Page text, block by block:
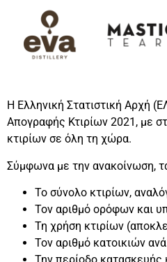
Η Ελληνική Στατιστική Αρχή
Απογραφής Κτιρίων 2021, με
κτιρίων σε όλη τη χώρα.
Σύμφωνα με την ανακοίνωση,
Το σύνολο κτιρίων,
Τον αριθμό ορόφων και
Τη χρήση κτιρίων
Τον αριθμό κατοικιών ανά